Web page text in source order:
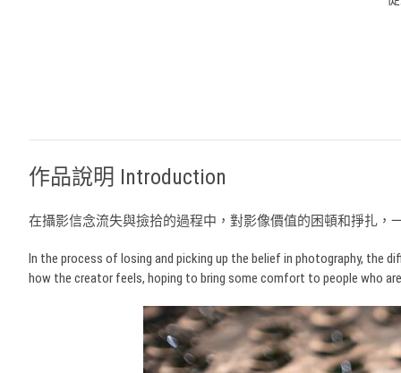
作品說明 Introduction
在攝影信念流失與撿拾的過程中，對影像價值的困頓和掙扎
In the process of losing and picking up the belief in photography, the
how the creator feels, hoping to bring some comfort to people who